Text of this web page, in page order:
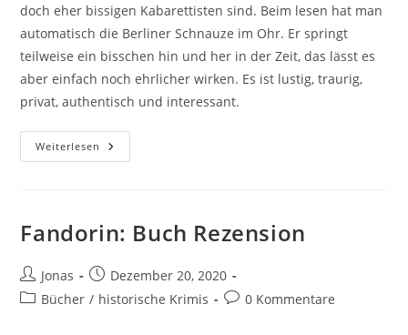
doch eher bissigen Kabarettisten sind. Beim lesen hat man
automatisch die Berliner Schnauze im Ohr. Er springt
teilweise ein bisschen hin und her in der Zeit, das lässt es
aber einfach noch ehrlicher wirken. Es ist lustig, traurig,
privat, authentisch und interessant.
Weiterlesen
Fandorin: Buch Rezension
Jonas
Dezember 20, 2020
Bücher / historische Krimis 0 Kommentare